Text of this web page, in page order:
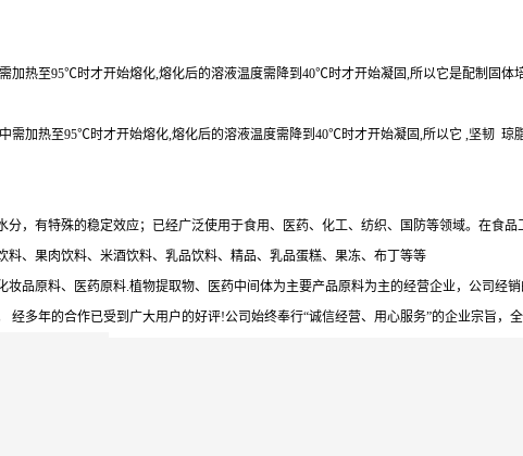
热至95℃时才开始熔化,熔化后的溶液温度需降到40℃时才开始凝固,所以它是配制固体
需加热至95℃时才开始熔化,熔化后的溶液温度需降到40℃时才开始凝固,所以它 ,坚韧
，有特殊的稳定效应；已经广泛使用于食用、医药、化工、纺织、国防等领域。在食
、果肉饮料、米酒饮料、乳品饮料、精品、乳品蛋糕、果冻、布丁等等
品原料、医药原料.植物提取物、医药中间体为主要产品原料为主的经营企业，公司经
多年的合作已受到广大用户的好评!公司始终奉行“诚信经营、用心服务”的企业宗旨，